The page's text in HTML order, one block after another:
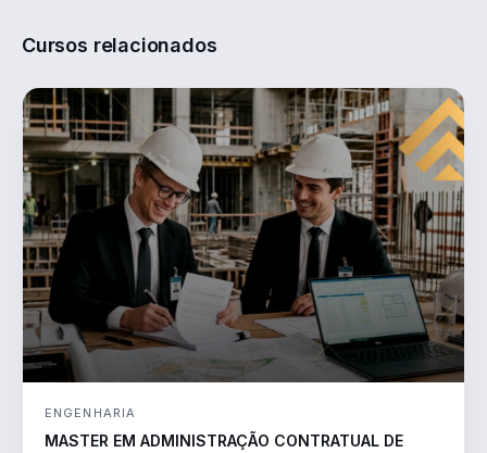
Cursos relacionados
ENGENHARIA
MASTER EM ADMINISTRAÇÃO CONTRATUAL DE